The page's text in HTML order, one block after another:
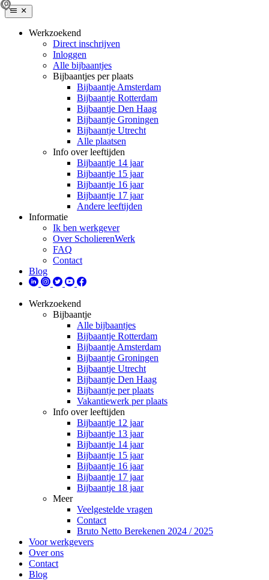
Werkzoekend
Direct inschrijven
Inloggen
Alle bijbaantjes
Bijbaantjes per plaats
Bijbaantje Amsterdam
Bijbaantje Rotterdam
Bijbaantje Den Haag
Bijbaantje Groningen
Bijbaantje Utrecht
Alle plaatsen
Info over leeftijden
Bijbaantje 14 jaar
Bijbaantje 15 jaar
Bijbaantje 16 jaar
Bijbaantje 17 jaar
Andere leeftijden
Informatie
Ik ben werkgever
Over ScholierenWerk
FAQ
Contact
Blog
Werkzoekend
Bijbaantje
Alle bijbaantjes
Bijbaantje Rotterdam
Bijbaantje Amsterdam
Bijbaantje Groningen
Bijbaantje Utrecht
Bijbaantje Den Haag
Bijbaantje per plaats
Vakantiewerk per plaats
Info over leeftijden
Bijbaantje 12 jaar
Bijbaantje 13 jaar
Bijbaantje 14 jaar
Bijbaantje 15 jaar
Bijbaantje 16 jaar
Bijbaantje 17 jaar
Bijbaantje 18 jaar
Meer
Veelgestelde vragen
Contact
Bruto Netto Berekenen 2024 / 2025
Voor werkgevers
Over ons
Contact
Blog